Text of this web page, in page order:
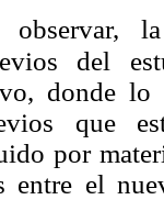
observar,
del
donde
que
por
entre el